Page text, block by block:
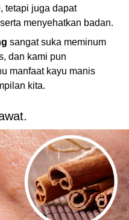
tetapi juga dapat
menyehatkan badan.
sangat suka meminum
dan kami pun
manfaat kayu manis
kita.